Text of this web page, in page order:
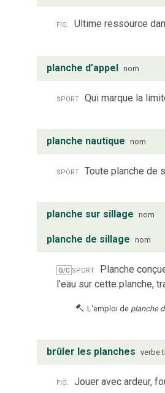
fig. Ultime ressource
planche d’appel nom
sport Qui marque la
planche nautique nom
sport Toute planche de
planche sur sillage nom
planche de sillage nom
Q/C sport Planche
l’eau sur cette planche,
L'emploi de planche
brûler les planches verbe
fig. Jouer avec ardeur,